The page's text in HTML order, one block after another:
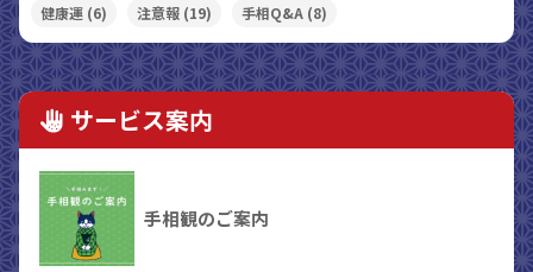
健康運 (6) 注意報 (19) 手相Q&A (8)
サービス案内
手相観のご案内